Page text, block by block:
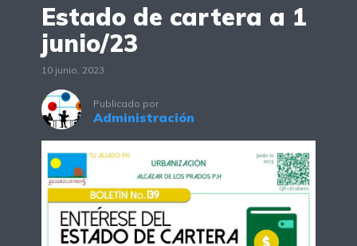
Estado de cartera a 1
junio/23
10 junio, 2023
Publicado por
Administración